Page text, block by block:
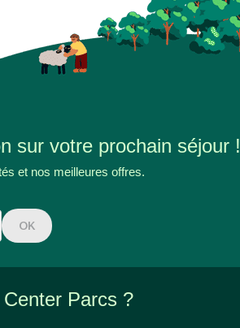
sur votre prochain séjour !
et nos meilleures offres.
OK
Parcs ?